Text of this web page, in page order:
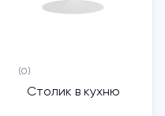
(0)
Столик в кухню